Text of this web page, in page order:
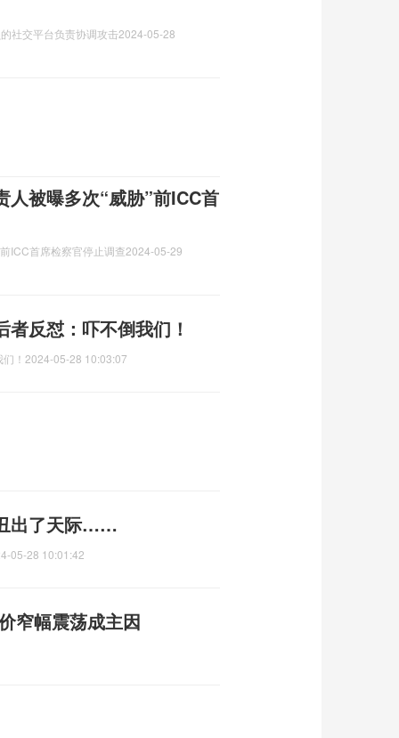
社交平台负责协调攻击2024-05-28
被曝多次“威胁”前ICC首
ICC首席检察官停止调查2024-05-29
反怼：吓不倒我们！
！ 2024-05-28 10:03:07
出了天际……
05-28 10:01:42
窄幅震荡成主因